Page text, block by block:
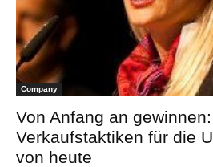
Company
Von Anfang an
Verkaufstaktiken für die
von heute